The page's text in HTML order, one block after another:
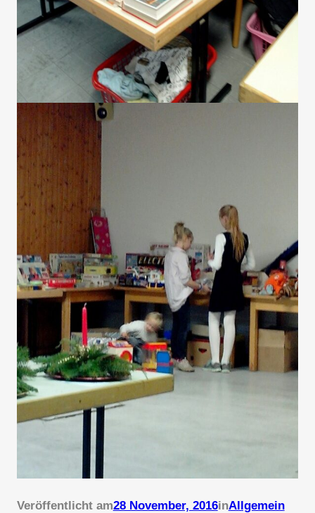
Veröffentlicht am28 November, 2016inAllgemein